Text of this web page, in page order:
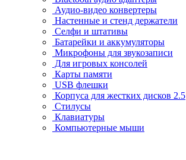
Аудио-видео конвертеры
Настенные и стенд держатели
Селфи и штативы
Батарейки и аккумуляторы
Микрофоны для звукозаписи
Для игровых консолей
Карты памяти
USB флешки
Корпуса для жестких дисков 2.5
Стилусы
Клавиатуры
Компьютерные мыши